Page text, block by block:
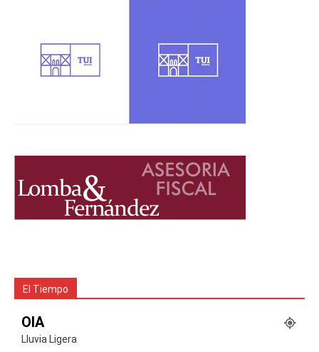
El Tiempo
OIA
Lluvia Ligera